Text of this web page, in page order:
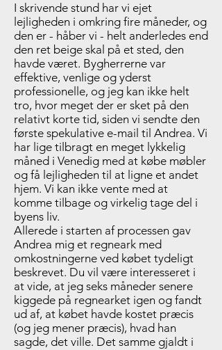
I skrivende stund har vi ejet
lejligheden i omkring fire måneder, og
den er - håber vi - helt anderledes end
den ret beige skal på et sted, den
havde været. Bygherrerne var
effektive, venlige og yderst
professionelle, og jeg kan ikke helt
tro, hvor meget der er sket på den
relativt korte tid, siden vi sendte den
første spekulative e-mail til Andrea. Vi
har lige tilbragt en meget lykkelig
måned i Venedig med at købe møbler
og få lejligheden til at ligne et andet
hjem. Vi kan ikke vente med at
komme tilbage og virkelig tage del i
byens liv.
Allerede i starten af processen gav
Andrea mig et regneark med
omkostningerne ved købet tydeligt
beskrevet. Du vil være interesseret i
at vide, at jeg seks måneder senere
kiggede på regnearket igen og fandt
ud af, at købet havde kostet præcis
(og jeg mener præcis), hvad han
sagde, det ville. Det samme gjaldt i